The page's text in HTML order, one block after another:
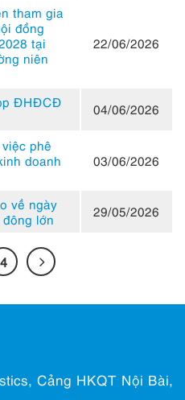
tham gia
đồng
tại
niên
22/06/2026
ĐHĐCĐ
04/06/2026
phê
doanh
03/06/2026
về ngày
lớn
29/05/2026
4
Cảng HKQT Nội Bài,